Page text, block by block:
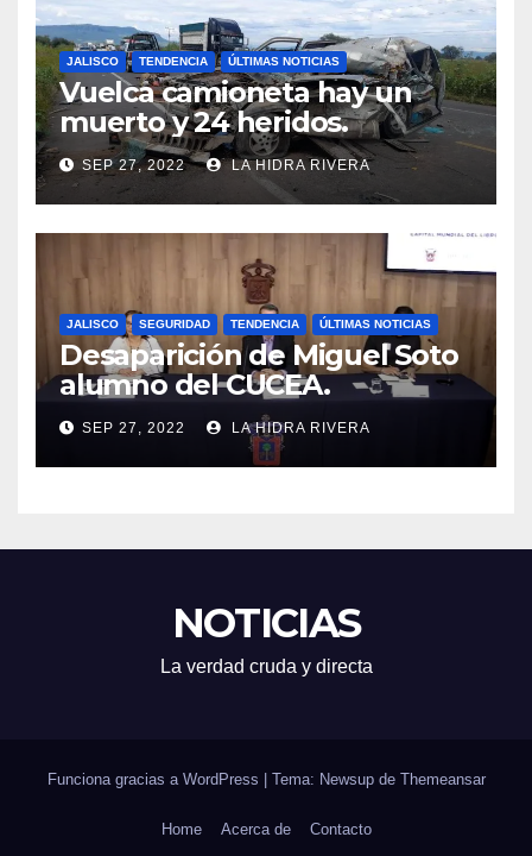
JALISCO TENDENCIA ÚLTIMAS NOTICIAS
Vuelca camioneta hay un
muerto y 24 heridos.
SEP 27, 2022 LA HIDRA RIVERA
JALISCO SEGURIDAD TENDENCIA ÚLTIMAS NOTICIAS
Desaparición de Miguel Soto
alumno del CUCEA.
SEP 27, 2022 LA HIDRA RIVERA
NOTICIAS
La verdad cruda y directa
Funciona gracias a WordPress Tema: Newsup de Themeansar
Home Acerca de Contacto